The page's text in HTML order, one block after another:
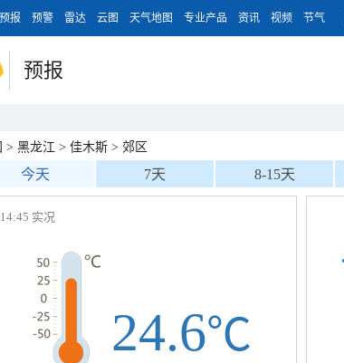
预报 预警 雷达 云图 天气地图 专业产品 资讯 视频 节气
预报
> 黑龙江 > 佳木斯 > 郊区
今天 7天 8-15天
14:45 实况
24.6℃